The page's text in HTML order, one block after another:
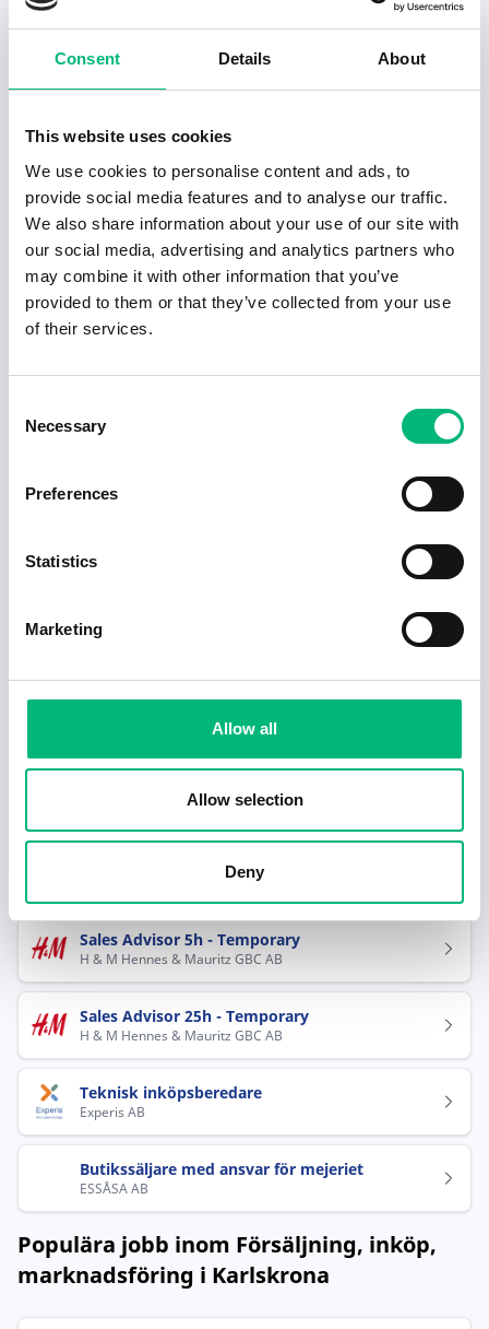
Consent Details About
This website uses cookies
We use cookies to personalise content and ads, to
provide social media features and to analyse our traffic.
We also share information about your use of our site with
our social media, advertising and analytics partners who
may combine it with other information that you’ve
provided to them or that they’ve collected from your use
of their services.
Selection
Necessary
Preferences
Statistics
Marketing
Allow all
Allow selection
Deny
Adviso...
ELGIGANTEN AKTIEBOLAG
Karlskrona Deltid 2026-08-31
2026-07-12
Upphandlare till Inköp- och
upphandlings...
KUSTBEVAKNINGEN
Erfaren Account Manager
2026-08-31
Rekommenderade jobb inom Försäljning,
inköp, marknadsföring i Karlskrona
Upphandlare till Inköp- och
upphandlingsenheten
Sales Advisor 5h - Temporary
H & M Hennes & Mauritz GBC AB
Sales Advisor 25h - Temporary
H & M Hennes & Mauritz GBC AB
Teknisk inköpsberedare
Experis AB
Butikssäljare med ansvar för mejeriet
ESSÅSA AB
Populära jobb inom Försäljning, inköp,
marknadsföring i Karlskrona